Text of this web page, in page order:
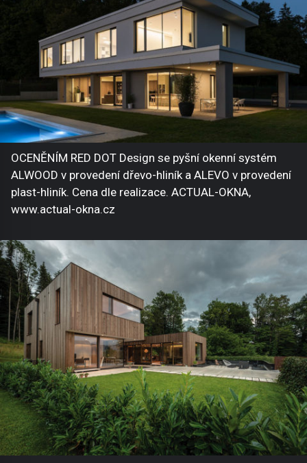
OCENĚNÍM RED DOT Design se pyšní okenní systém
ALWOOD v provedení dřevo-hliník a ALEVO v provedení
plast-hliník. Cena dle realizace. ACTUAL-OKNA,
www.actual-okna.cz